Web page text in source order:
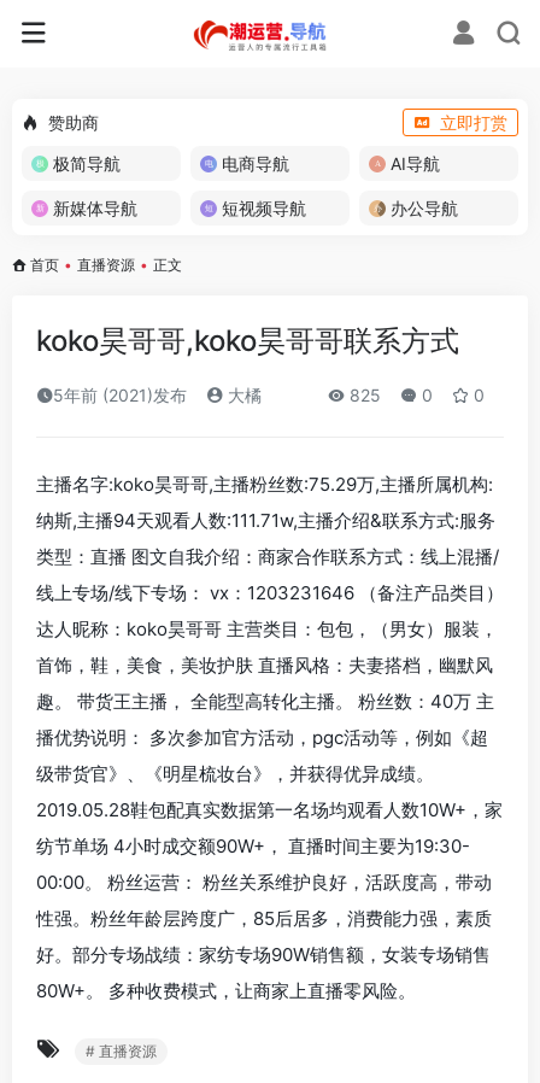
赞助商
立即打赏
极简导航
电商导航 AI导航
新媒体导航 短视频导航 办公导航
首页 • 直播资源 • 正文
koko昊哥哥,koko昊哥哥联系方式
5年前 (2021)发布 大橘 825 0 0
主播名字:koko昊哥哥,主播粉丝数:75.29万,主播所属机构:
纳斯,主播94天观看人数:111.71w,主播介绍&联系方式:服务
类型：直播 图文自我介绍：商家合作联系方式：线上混播/
线上专场/线下专场： vx：1203231646 （备注产品类目）
达人昵称：koko昊哥哥 主营类目：包包，（男女）服装，
首饰，鞋，美食，美妆护肤 直播风格：夫妻搭档，幽默风
趣。 带货王主播， 全能型高转化主播。 粉丝数：40万 主
播优势说明： 多次参加官方活动，pgc活动等，例如《超
级带货官》、《明星梳妆台》，并获得优异成绩。
2019.05.28鞋包配真实数据第一名场均观看人数10W+，家
纺节单场 4小时成交额90W+， 直播时间主要为19:30-
00:00。 粉丝运营： 粉丝关系维护良好，活跃度高，带动
性强。粉丝年龄层跨度广，85后居多，消费能力强，素质
好。部分专场战绩：家纺专场90W销售额，女装专场销售
80W+。 多种收费模式，让商家上直播零风险。
# 直播资源